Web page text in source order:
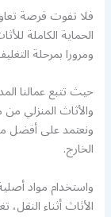
فلا تفوت فرصة
الحماية الكاملة
ومرورا بمرحلة
حيث تتبع عمالنا
والأثاث المنزلي
ونعتمد على أفضل
الخارج.
واستخدام مواد
الأثاث أثناء